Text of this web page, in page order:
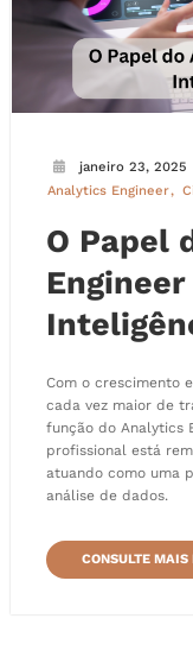
janeiro 23, 2025
Analytics Engineer
O Papel
Com o crescimento
cada vez maior de
função do Analytics
profissional está
atuando como uma
análise de dados.
CONSULTE